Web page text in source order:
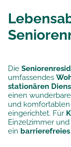
Die
umfassendes
stationären
einen
und
eingerichtet. Für
Einzelzimmer
ein barrierefreies